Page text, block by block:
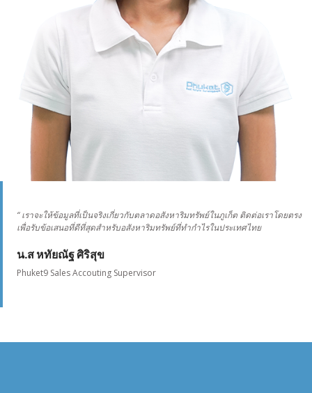
“ เราจะให้ข้อมูลที่เป็นจริงเกี่ยวกับตลาดอสังหาริมทรัพย์ในภูเก็ต ติดต่อเราโดยตรง
เพื่อรับข้อเสนอที่ดีที่สุดสำหรับอสังหาริมทรัพย์ที่ทำกำไรในประเทศไทย
น.ส หทัยณัฐ ศิริสุข
Phuket9 Sales Accouting Supervisor